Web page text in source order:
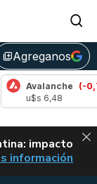
library_addAgreganos
(-0,71%)
6,48
impacto
ACT EN
información